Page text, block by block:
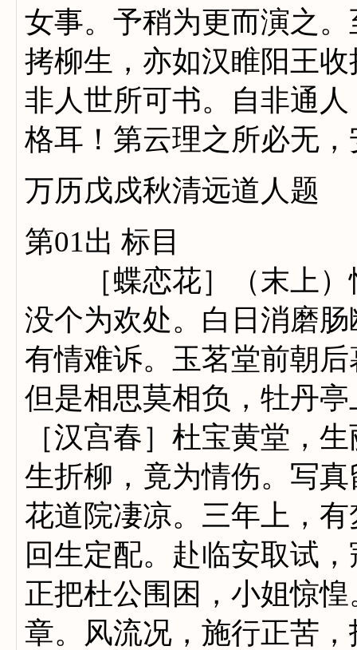
女事。予稍为更而演之
拷柳生，亦如汉睢阳王
非人世所可书。自非通
格耳！第云理之所必无
万历戊戍秋清远道人题
第01出 标目
［蝶恋花］（末上）
没个为欢处。白日消磨
有情难诉。玉茗堂前朝
但是相思莫相负，牡丹
［汉宫春］杜宝黄堂，
生折柳，竟为情伤。写
花道院凄凉。三年上，
回生定配。赴临安取试
正把杜公围困，小姐惊
章。风流况，施行正苦